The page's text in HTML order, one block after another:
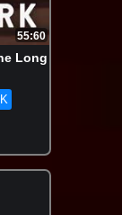
55:60
Long